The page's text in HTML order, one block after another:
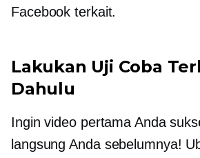
Facebook terkait.
Lakukan Uji Coba
Dahulu
Ingin video pertama Anda
langsung Anda sebelumnya!